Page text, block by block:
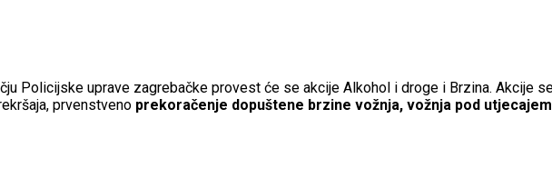
Policijske uprave zagrebačke provest će se akcije Alkohol i droge i Brzina. Akcije
prvenstveno prekoračenje dopuštene brzine vožnja, vožnja pod